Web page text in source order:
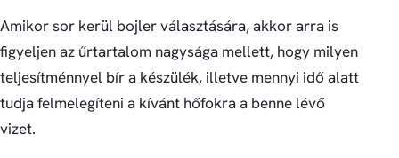
Amikor sor kerül bojler választására, akkor arra is
figyeljen az űrtartalom nagysága mellett, hogy milyen
teljesítménnyel bír a készülék, illetve mennyi idő alatt
tudja felmelegíteni a kívánt hőfokra a benne lévő
vizet.